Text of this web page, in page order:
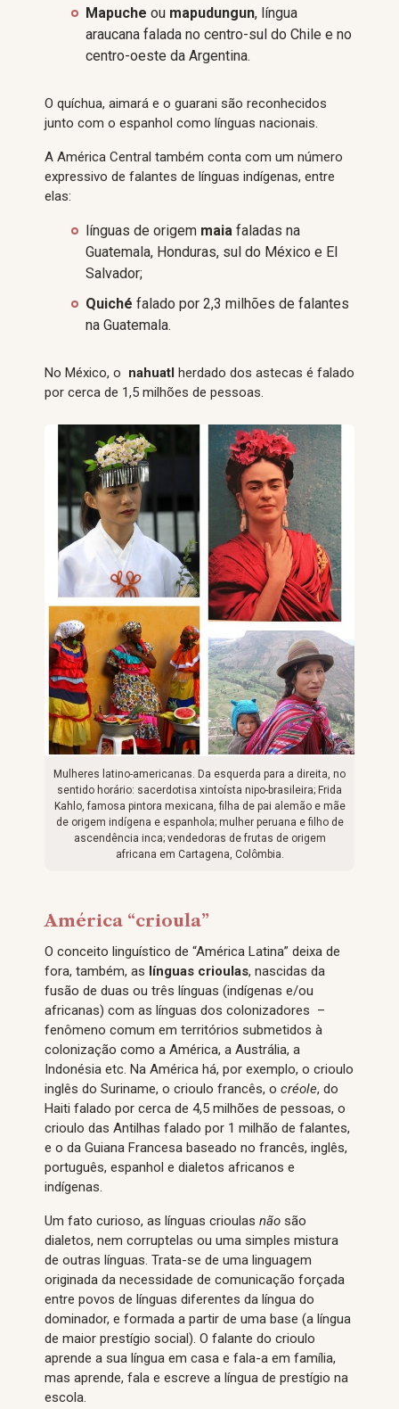
Mapuche ou mapudungun, língua
araucana falada no centro-sul do Chile e no
centro-oeste da Argentina.
O quíchua, aimará e o guarani são reconhecidos
junto com o espanhol como línguas nacionais.
A América Central também conta com um número
expressivo de falantes de línguas indígenas, entre
elas:
línguas de origem maia faladas na
Guatemala, Honduras, sul do México e El
Salvador;
Quiché falado por 2,3 milhões de falantes
na Guatemala.
No México, o nahuatl herdado dos astecas é falado
por cerca de 1,5 milhões de pessoas.
Mulheres latino-americanas. Da esquerda para a direita, no
sentido horário: sacerdotisa xintoísta nipo-brasileira; Frida
Kahlo, famosa pintora mexicana, filha de pai alemão e mãe
de origem indígena e espanhola; mulher peruana e filho de
ascendência inca; vendedoras de frutas de origem
africana em Cartagena, Colômbia.
América “crioula”
O conceito linguístico de “América Latina” deixa de
fora, também, as línguas crioulas, nascidas da
fusão de duas ou três línguas (indígenas e/ou
africanas) com as línguas dos colonizadores –
fenômeno comum em territórios submetidos à
colonização como a América, a Austrália, a
Indonésia etc. Na América há, por exemplo, o crioulo
inglês do Suriname, o crioulo francês, o créole, do
Haiti falado por cerca de 4,5 milhões de pessoas, o
crioulo das Antilhas falado por 1 milhão de falantes,
e o da Guiana Francesa baseado no francês, inglês,
português, espanhol e dialetos africanos e
indígenas.
Um fato curioso, as línguas crioulas não são
dialetos, nem corruptelas ou uma simples mistura
de outras línguas. Trata-se de uma linguagem
originada da necessidade de comunicação forçada
entre povos de línguas diferentes da língua do
dominador, e formada a partir de uma base (a língua
de maior prestígio social). O falante do crioulo
aprende a sua língua em casa e fala-a em família,
mas aprende, fala e escreve a língua de prestígio na
escola.